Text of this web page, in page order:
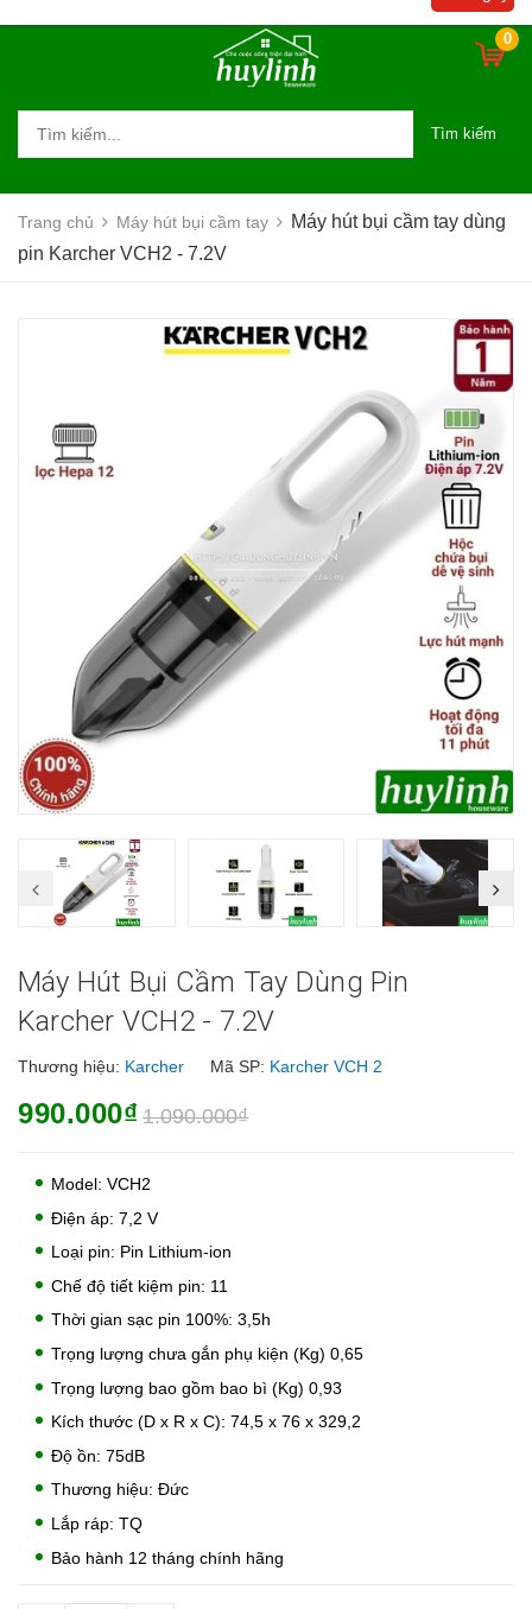
0
Tìm kiếm
Trang chủ Máy hút bụi cầm tay
Máy hút bụi cầm tay dùng
pin Karcher VCH2 - 7.2V
Máy Hút Bụi Cầm Tay Dùng Pin
Karcher VCH2 - 7.2V
Thương hiệu: Karcher Mã SP: Karcher VCH 2
990.000₫ 1.090.000₫
Model: VCH2
Điện áp: 7,2 V
Loại pin: Pin Lithium-ion
Chế độ tiết kiệm pin: 11
Thời gian sạc pin 100%: 3,5h
Trọng lượng chưa gắn phụ kiện (Kg) 0,65
Trọng lượng bao gồm bao bì (Kg) 0,93
Kích thước (D x R x C): 74,5 x 76 x 329,2
Độ ồn: 75dB
Thương hiệu: Đức
Lắp ráp: TQ
Bảo hành 12 tháng chính hãng